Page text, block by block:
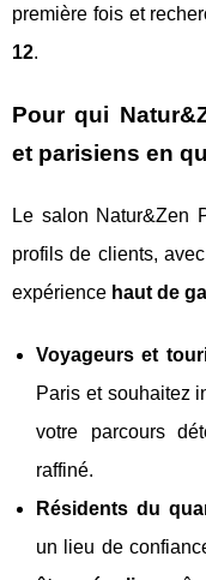
première fois et
12.
Pour qui
et parisiens en
Le salon Natur&Zen
profils de clients,
expérience haut de
Voyageurs et
Paris et souhaitez
votre parcours
raffiné.
Résidents du
un lieu de